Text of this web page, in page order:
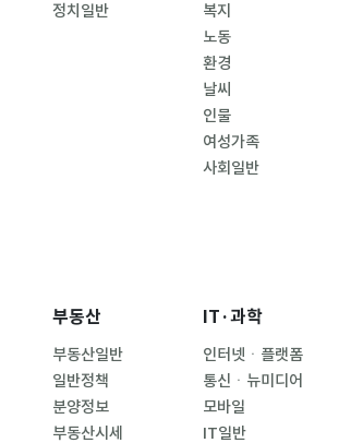
정치일반
복지
노동
환경
날씨
인물
여성가족
사회일반
부동산
부동산일반
일반정책
분양정보
부동산시세
IT·과학
인터넷ㆍ플랫폼
통신ㆍ뉴미디어
모바일
IT일반